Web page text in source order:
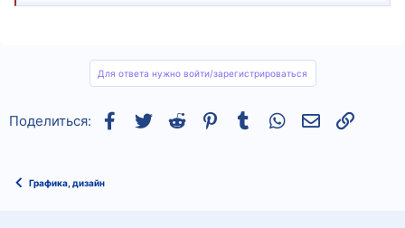
Для ответа нужно войти/зарегистрироваться
Поделиться: Facebook
TwitterReddit Pinterest
Tumblr WhatsAppСсылка
Графика, дизайн